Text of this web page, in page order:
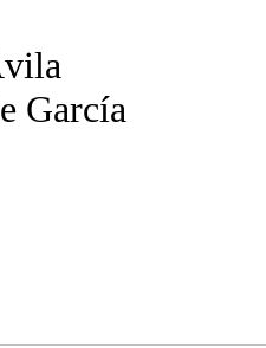
García